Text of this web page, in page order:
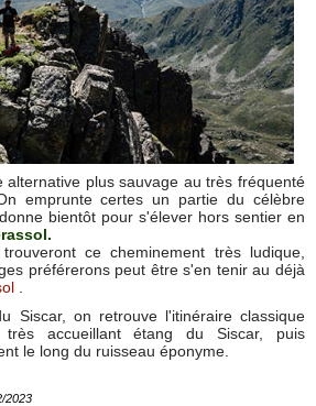
alternative plus sauvage au très fréquenté
emprunte certes un partie du célèbre
bientôt pour s'élever hors sentier en
ce cheminement très ludique,
préférerons peut être s'en tenir au déjà
Siscar, on retrouve l'itinéraire classique
accueillant étang du Siscar, puis
le long du ruisseau éponyme.
2023